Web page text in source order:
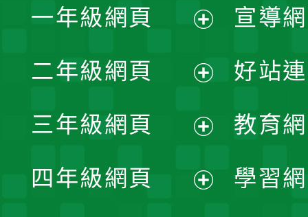
一年級網頁
開
選
單
二年級網頁
開
選
三年級網頁
開
四年級網頁
宣導
好站
教育
學習